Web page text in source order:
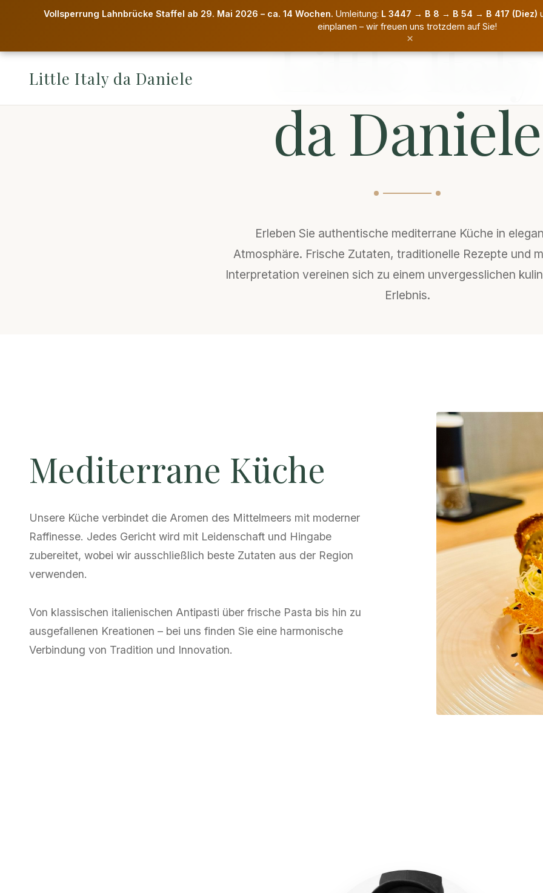
Little Italy da Daniele
Vollsperrung Lahnbrücke Staffel ab 29. Mai 2026 – ca. 14 Wochen. Umleitung: L 3447 → B 8 → B 54 → B 417 (Diez)
einplanen – wir freuen uns trotzdem auf Sie!
×
MEDITERRANE SPEZIALITÄTEN
Little Italy
da Daniele
Erleben Sie authentische mediterrane Küche in
Atmosphäre. Frische Zutaten, traditionelle Rezepte und
Interpretation vereinen sich zu einem unvergesslichen
Erlebnis.
Mediterrane Küche
Unsere Küche verbindet die Aromen des Mittelmeers mit moderner
Raffinesse. Jedes Gericht wird mit Leidenschaft und Hingabe
zubereitet, wobei wir ausschließlich beste Zutaten aus der Region
verwenden.
Von klassischen italienischen Antipasti über frische Pasta bis hin zu
ausgefallenen Kreationen – bei uns finden Sie eine harmonische
Verbindung von Tradition und Innovation.